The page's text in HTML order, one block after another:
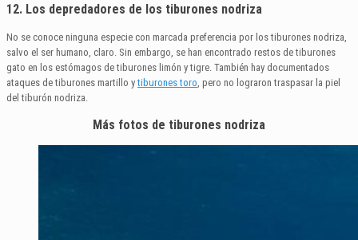
12. Los depredadores de los tiburones nodriza
No se conoce ninguna especie con marcada preferencia por los tiburones nodriza,
salvo el ser humano, claro. Sin embargo, se han encontrado restos de tiburones
gato en los estómagos de tiburones limón y tigre. También hay documentados
ataques de tiburones martillo ytiburones toro , pero no lograron traspasar la piel
del tiburón nodriza.
Más fotos de tiburones nodriza